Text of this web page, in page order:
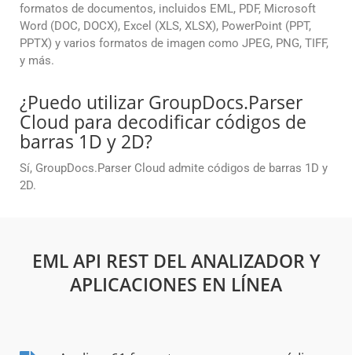
formatos de documentos, incluidos EML, PDF, Microsoft
Word (DOC, DOCX), Excel (XLS, XLSX), PowerPoint (PPT,
PPTX) y varios formatos de imagen como JPEG, PNG, TIFF,
y más.
¿Puedo utilizar GroupDocs.Parser
Cloud para decodificar códigos de
barras 1D y 2D?
Sí, GroupDocs.Parser Cloud admite códigos de barras 1D y
2D.
EML API REST DEL ANALIZADOR Y
APLICACIONES EN LÍNEA